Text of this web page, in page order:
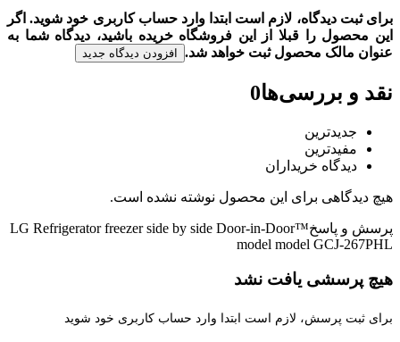
برای ثبت دیدگاه، لازم است ابتدا وارد حساب کاربری خود شوید. اگر
این محصول را قبلا از این فروشگاه خریده باشید، دیدگاه شما به
عنوان مالک محصول ثبت خواهد شد.
افزودن دیدگاه جدید
نقد و بررسی‌ها0
جدیدترین
مفیدترین
دیدگاه خریداران
هیچ دیدگاهی برای این محصول نوشته نشده است.
پرسش و پاسخLG Refrigerator freezer side by side Door-in-Door™
model model GCJ-267PHL
هیچ پرسشی یافت نشد
برای ثبت پرسش، لازم است ابتدا وارد حساب کاربری خود شوید